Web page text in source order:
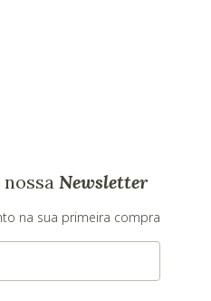
Newsletter
na sua primeira compra